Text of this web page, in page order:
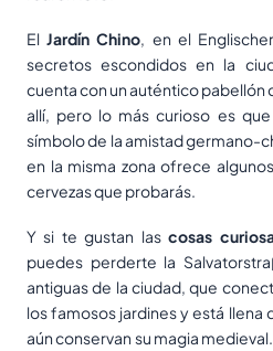
ElJardín Chino, en el
secretos escondidos en la
cuenta con un auténtico pabellón
allí, pero lo más curioso es
símbolo de la amistad germano-
en la misma zona ofrece
cervezas que probarás.
Y si te gustan lascosas
puedes perderte la
antiguas de la ciudad, que
los famosos jardines y está llena
aún conservan su magia